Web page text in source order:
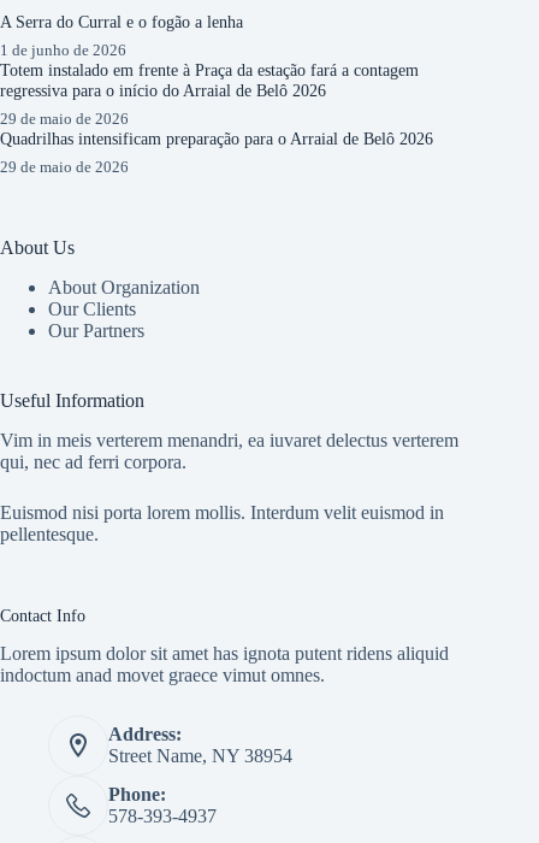
A Serra do Curral e o fogão a lenha
1 de junho de 2026
Totem instalado em frente à Praça da estação fará a contagem
regressiva para o início do Arraial de Belô 2026
29 de maio de 2026
Quadrilhas intensificam preparação para o Arraial de Belô 2026
29 de maio de 2026
About Us
About Organization
Our Clients
Our Partners
Useful Information
Vim in meis verterem menandri, ea iuvaret delectus verterem
qui, nec ad ferri corpora.
Euismod nisi porta lorem mollis. Interdum velit euismod in
pellentesque.
Contact Info
Lorem ipsum dolor sit amet has ignota putent ridens aliquid
indoctum anad movet graece vimut omnes.
Address:
Street Name, NY 38954
Phone:
578-393-4937